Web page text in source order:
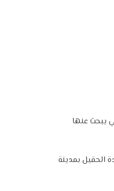
يبحث عنها
الحقيل بمدينة